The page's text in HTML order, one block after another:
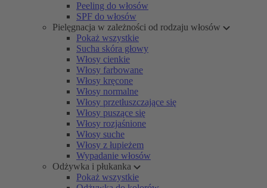
Peeling do włosów
SPF do włosów
Pielęgnacja w zależności od rodzaju włosów
Pokaż wszystkie
Sucha skóra głowy
Włosy cienkie
Włosy farbowane
Włosy kręcone
Włosy normalne
Włosy przetłuszczające się
Włosy puszące się
Włosy rozjaśnione
Włosy suche
Włosy z łupieżem
Wypadanie włosów
Odżywka i płukanka
Pokaż wszystkie